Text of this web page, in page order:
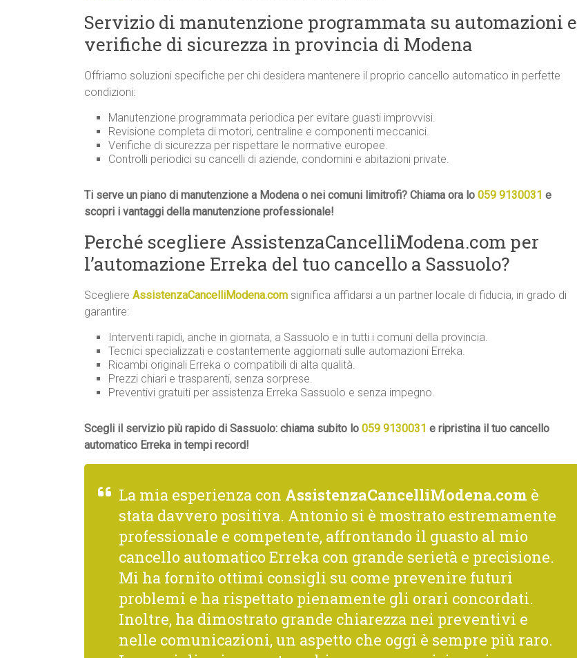
Servizio di manutenzione programmata su automazioni e
verifiche di sicurezza in provincia di Modena
Offriamo soluzioni specifiche per chi desidera mantenere il proprio cancello automatico in perfette
condizioni:
Manutenzione programmata periodica per evitare guasti improvvisi.
Revisione completa di motori, centraline e componenti meccanici.
Verifiche di sicurezza per rispettare le normative europee.
Controlli periodici su cancelli di aziende, condomini e abitazioni private.
Ti serve un piano di manutenzione a Modena o nei comuni limitrofi? Chiama ora lo 059 9130031 e
scopri i vantaggi della manutenzione professionale!
Perché scegliere AssistenzaCancelliModena.com per
l’automazione Erreka del tuo cancello a Sassuolo?
Scegliere AssistenzaCancelliModena.com significa affidarsi a un partner locale di fiducia, in grado di
garantire:
Interventi rapidi, anche in giornata, a Sassuolo e in tutti i comuni della provincia.
Tecnici specializzati e costantemente aggiornati sulle automazioni Erreka.
Ricambi originali Erreka o compatibili di alta qualità.
Prezzi chiari e trasparenti, senza sorprese.
Preventivi gratuiti per assistenza Erreka Sassuolo e senza impegno.
Scegli il servizio più rapido di Sassuolo: chiama subito lo 059 9130031 e ripristina il tuo cancello
automatico Erreka in tempi record!
La mia esperienza con AssistenzaCancelliModena.com è
stata davvero positiva. Antonio si è mostrato estremamente
professionale e competente, affrontando il guasto al mio
cancello automatico Erreka con grande serietà e precisione.
Mi ha fornito ottimi consigli su come prevenire futuri
problemi e ha rispettato pienamente gli orari concordati.
Inoltre, ha dimostrato grande chiarezza nei preventivi e
nelle comunicazioni, un aspetto che oggi è sempre più raro.